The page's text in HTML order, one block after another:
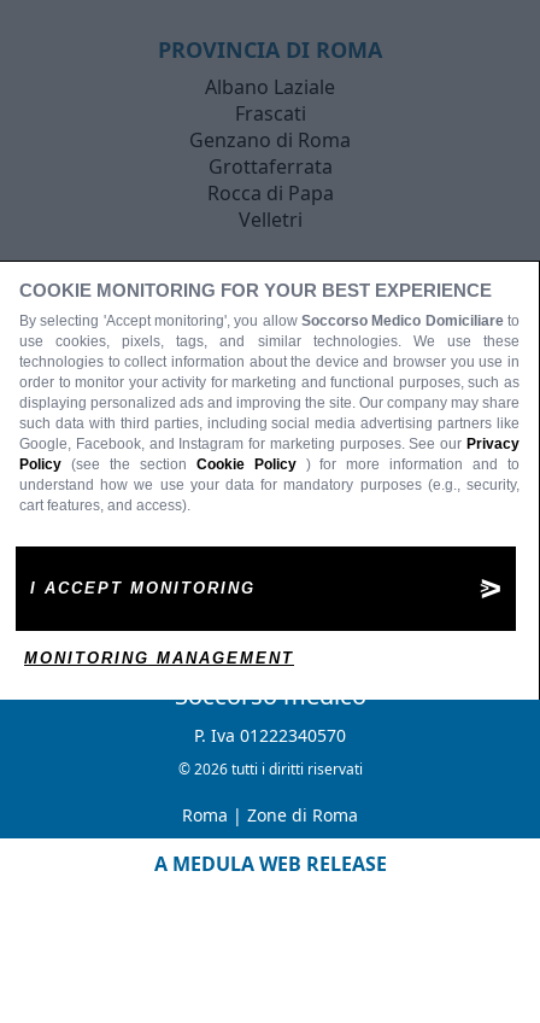
PROVINCIA DI ROMA
Albano Laziale
Frascati
Genzano di Roma
Grottaferrata
Rocca di Papa
Velletri
Soccorso medico
P. Iva 01222340570
© 2026 tutti i diritti riservati
Roma | Zone di Roma
A MEDULA WEB RELEASE
COOKIE MONITORING FOR YOUR BEST EXPERIENCE
By selecting 'Accept monitoring', you allow Soccorso Medico Domiciliare to
use cookies, pixels, tags, and similar technologies. We use these
technologies to collect information about the device and browser you use in
order to monitor your activity for marketing and functional purposes, such as
displaying personalized ads and improving the site. Our company may share
such data with third parties, including social media advertising partners like
Google, Facebook, and Instagram for marketing purposes. See our Privacy
Policy (see the section Cookie Policy
) for more information and to
understand how we use your data for mandatory purposes (e.g., security,
cart features, and access).
I ACCEPT MONITORING
MONITORING MANAGEMENT